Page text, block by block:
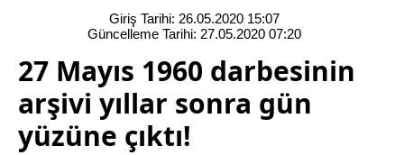
Giriş Tarihi: 26.05.2020 15:07
Güncelleme Tarihi: 27.05.2020 07:20
27 Mayıs 1960 darbesinin
arşivi yıllar sonra gün
yüzüne çıktı!